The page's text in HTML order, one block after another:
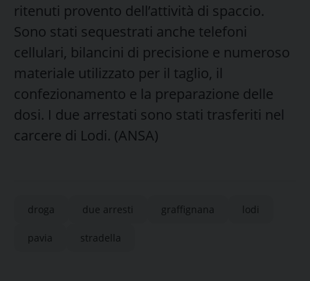
ritenuti provento dell’attività di spaccio.
Sono stati sequestrati anche telefoni
cellulari, bilancini di precisione e numeroso
materiale utilizzato per il taglio, il
confezionamento e la preparazione delle
dosi. I due arrestati sono stati trasferiti nel
carcere di Lodi. (ANSA)
droga due arresti graffignana lodi
pavia stradella